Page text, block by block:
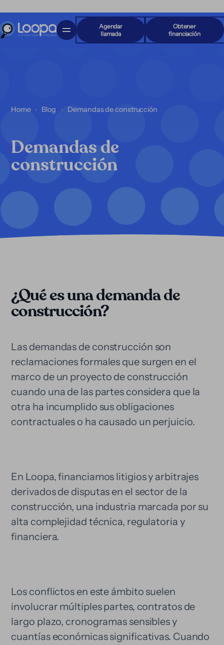
Agendar
llamada
Obtener
financiación
Home Blog Demandas de construcción
Demandas de
construcción
¿Qué es una demanda de
construcción?
Las demandas de construcción son
reclamaciones formales que surgen en el
marco de un proyecto de construcción
cuando una de las partes considera que la
otra ha incumplido sus obligaciones
contractuales o ha causado un perjuicio.
En Loopa, financiamos litigios y arbitrajes
derivados de disputas en el sector de la
construcción, una industria marcada por su
alta complejidad técnica, regulatoria y
financiera.
Los conflictos en este ámbito suelen
involucrar múltiples partes, contratos de
largo plazo, cronogramas sensibles y
cuantías económicas significativas. Cuando